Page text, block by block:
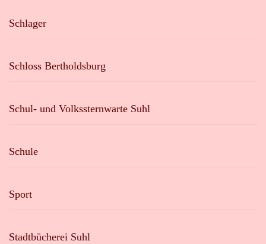
Schlager
Schloss Bertholdsburg
Schul- und Volkssternwarte Suhl
Schule
Sport
Stadtbücherei Suhl